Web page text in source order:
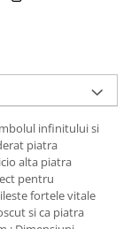
infinitului si
piatra
alta piatra
pentru
fortele vitale
si ca piatra